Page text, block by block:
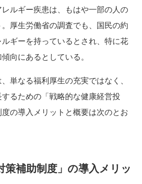
ルギー疾患は、もはや一部の人の
厚生労働省の調査でも、国民の約
ギーを持っているとされ、特に花
向にあるとしている。
単なる福利厚生の充実ではなく、
るための「戦略的な健康経営投
の導入メリットと概要は次のとお
策補助制度」の導入メリッ